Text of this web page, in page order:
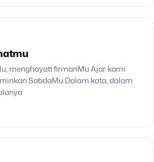
menghayati firmanMu Ajar kami
SabdaMu Dalam kata, dalam